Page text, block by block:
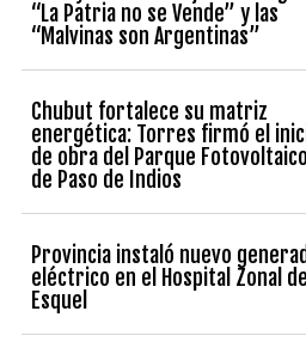
“La Patria no se Vende” y las
“Malvinas son Argentinas”
Chubut fortalece su matriz
energética: Torres firmó el
de obra del Parque Fotovoltaico
de Paso de Indios
Provincia instaló nuevo
eléctrico en el Hospital Zonal de
Esquel